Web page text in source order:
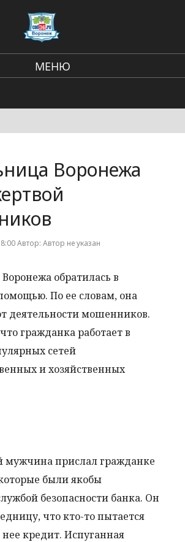
МЕНЮ
ПроисшествияВоронежа
Автор: Автор не указан
обратилась в
По ее словам, она
деятельности мошенников.
гражданка работает в
сетей
и хозяйственных
мужчина прислал гражданке
были якобы
безопасности банка. Он
что кто-то пытается
кредит. Испуганная